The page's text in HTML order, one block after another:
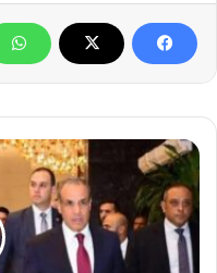
توافق
سعودي
مصري
على
الهدنة
في